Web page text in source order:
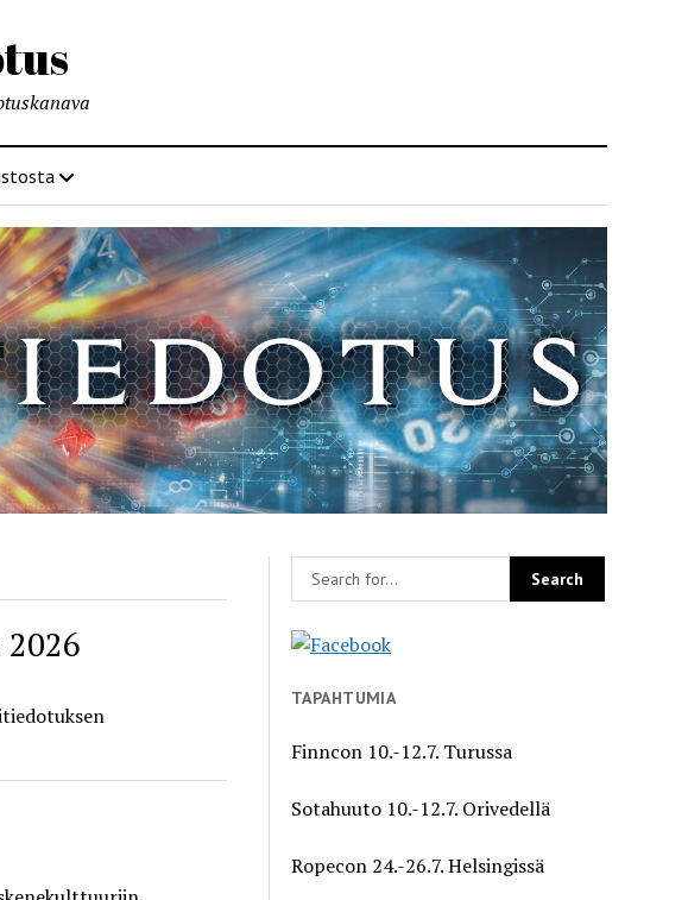
TAPAHTUMIA
Finncon 10.-12.7. Turussa
Sotahuuto 10.-12.7. Orivedellä
Ropecon 24.-26.7. Helsingissä